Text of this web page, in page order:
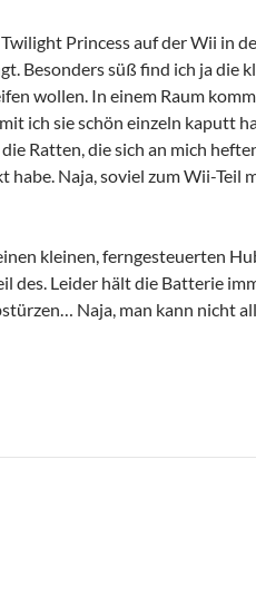
Princess auf der Wii in
Besonders süß find ich ja die
wollen. In einem Raum
ich sie schön einzeln kaputt
Ratten, die sich an mich
habe. Naja, soviel zum Wii-Teil
kleinen, ferngesteuerten
des. Leider hält die Batterie
Naja, man kann nicht